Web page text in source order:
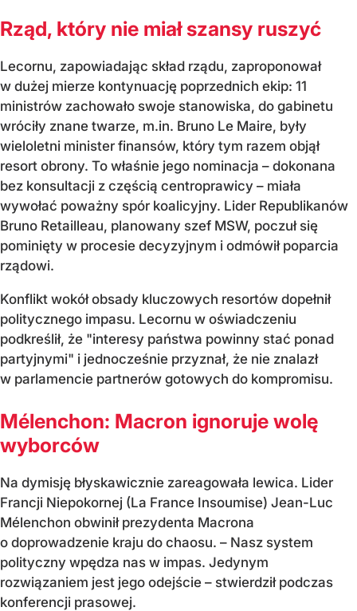
Rząd, który nie miał szansy ruszyć
Lecornu, zapowiadając skład rządu, zaproponował
w dużej mierze kontynuację poprzednich ekip: 11
ministrów zachowało swoje stanowiska, do gabinetu
wróciły znane twarze, m.in. Bruno Le Maire, były
wieloletni minister finansów, który tym razem objął
resort obrony. To właśnie jego nominacja – dokonana
bez konsultacji z częścią centroprawicy – miała
wywołać poważny spór koalicyjny. Lider Republikanów
Bruno Retailleau, planowany szef MSW, poczuł się
pominięty w procesie decyzyjnym i odmówił poparcia
rządowi.
Konflikt wokół obsady kluczowych resortów dopełnił
politycznego impasu. Lecornu w oświadczeniu
podkreślił, że "interesy państwa powinny stać ponad
partyjnymi" i jednocześnie przyznał, że nie znalazł
w parlamencie partnerów gotowych do kompromisu.
Mélenchon: Macron ignoruje wolę
wyborców
Na dymisję błyskawicznie zareagowała lewica. Lider
Francji Niepokornej (La France Insoumise) Jean-Luc
Mélenchon obwinił prezydenta Macrona
o doprowadzenie kraju do chaosu. – Nasz system
polityczny wpędza nas w impas. Jedynym
rozwiązaniem jest jego odejście – stwierdził podczas
konferencji prasowej.